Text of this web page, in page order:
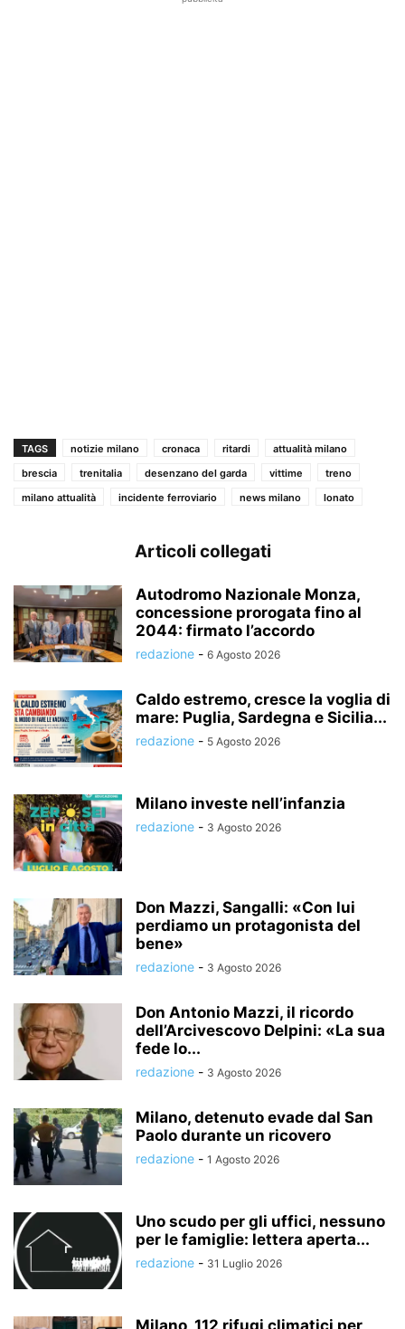
TAGS notizie milano cronaca ritardi
attualità milano
brescia
trenitalia desenzano del garda vittime
treno
milano attualità
incidente ferroviario news milano lonato
Articoli collegati
Autodromo Nazionale Monza,
concessione prorogata fino al
2044: firmato l’accordo
redazione - 6 Agosto 2026
Caldo estremo, cresce la voglia di
mare: Puglia, Sardegna e Sicilia...
redazione - 5 Agosto 2026
Milano investe nell’infanzia
redazione - 3 Agosto 2026
Don Mazzi, Sangalli: «Con lui
perdiamo un protagonista del
bene»
redazione - 3 Agosto 2026
Don Antonio Mazzi, il ricordo
dell’Arcivescovo Delpini: «La sua
fede lo...
redazione - 3 Agosto 2026
Milano, detenuto evade dal San
Paolo durante un ricovero
redazione - 1 Agosto 2026
Uno scudo per gli uffici, nessuno
per le famiglie: lettera aperta...
redazione - 31 Luglio 2026
Milano, 112 rifugi climatici per